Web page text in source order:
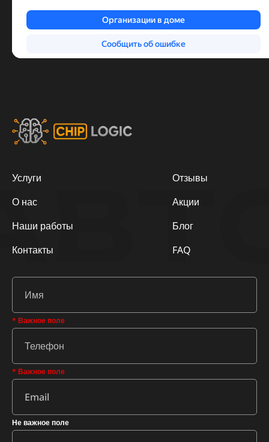
Услуги
О нас
Наши работы
Контакты
Отзывы
Акции
Блог
FAQ
* Важное поле
* Важное поле
Не важное поле